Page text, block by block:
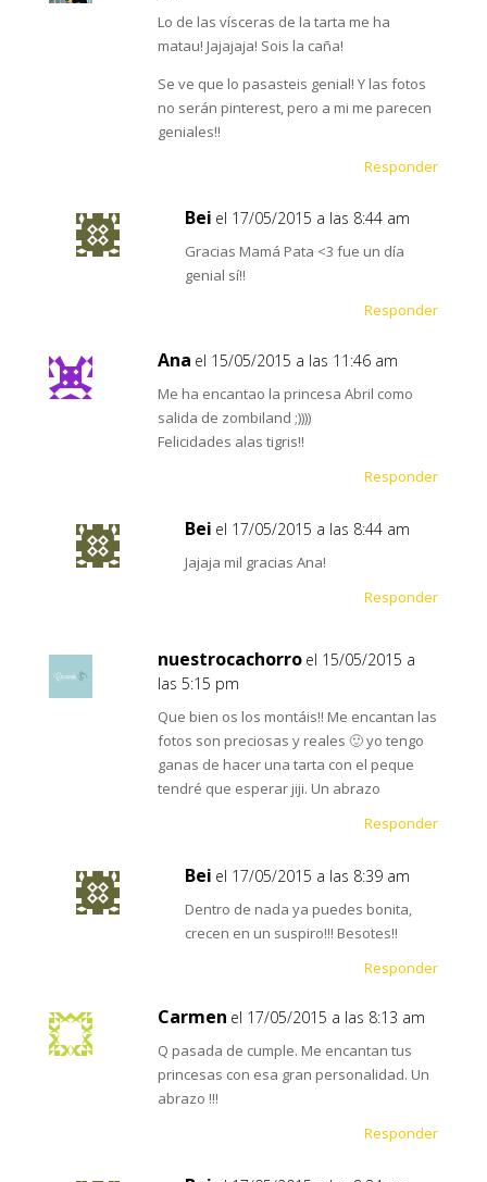
Lo de las vísceras de la tarta me ha
matau! Jajajaja! Sois la caña!
Se ve que lo pasasteis genial! Y las fotos
no serán pinterest, pero a mi me parecen
geniales!!
Responder
Bei el 17/05/2015 a las 8:44 am
Gracias Mamá Pata <3 fue un día
genial sí!!
Responder
Ana el 15/05/2015 a las 11:46 am
Me ha encantao la princesa Abril como
salida de zombiland ;))))
Felicidades alas tigris!!
Responder
Bei el 17/05/2015 a las 8:44 am
Jajaja mil gracias Ana!
Responder
nuestrocachorro el 15/05/2015 a
las 5:15 pm
Que bien os los montáis!! Me encantan las
fotos son preciosas y reales 🙂 yo tengo
ganas de hacer una tarta con el peque
tendré que esperar jiji. Un abrazo
Responder
Bei el 17/05/2015 a las 8:39 am
Dentro de nada ya puedes bonita,
crecen en un suspiro!!! Besotes!!
Responder
Carmen el 17/05/2015 a las 8:13 am
Q pasada de cumple. Me encantan tus
princesas con esa gran personalidad. Un
abrazo !!!
Responder